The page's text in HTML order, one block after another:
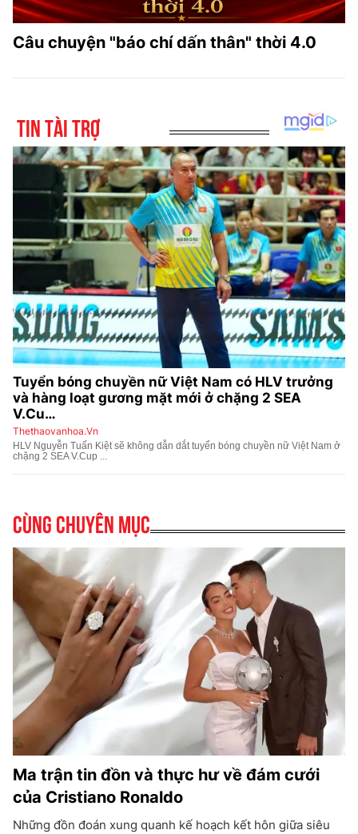
Câu chuyện "báo chí dấn thân" thời 4.0
Cùng chuyên mục
Ma trận tin đồn và thực hư về đám cưới
của Cristiano Ronaldo
Những đồn đoán xung quanh kế hoạch kết hôn giữa siêu